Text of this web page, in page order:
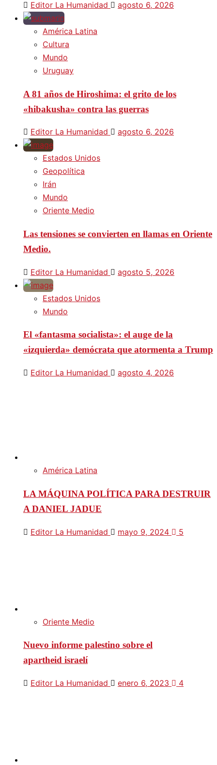
Editor La Humanidad agosto 6, 2026
América Latina
Cultura
Mundo
Uruguay
A 81 años de Hiroshima: el grito de los
«hibakusha» contra las guerras
Editor La Humanidad agosto 6, 2026
Estados Unidos
Geopolítica
Irán
Mundo
Oriente Medio
Las tensiones se convierten en llamas en Oriente
Medio.
Editor La Humanidad agosto 5, 2026
Estados Unidos
Mundo
El «fantasma socialista»: el auge de la
«izquierda» demócrata que atormenta a Trump
Editor La Humanidad agosto 4, 2026
América Latina
LA MÁQUINA POLÍTICA PARA DESTRUIR
A DANIEL JADUE
Editor La Humanidad mayo 9, 2024 5
Oriente Medio
Nuevo informe palestino sobre el
apartheid israelí
Editor La Humanidad enero 6, 2023 4